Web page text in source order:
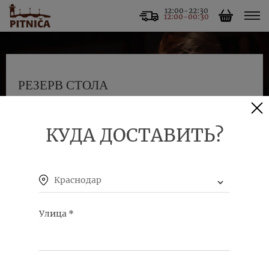
КУДА ДОСТАВИТЬ?
Краснодар
Улица *
12:00-22:30
12:00-00:30
РЕЗЕРВ СТОЛА